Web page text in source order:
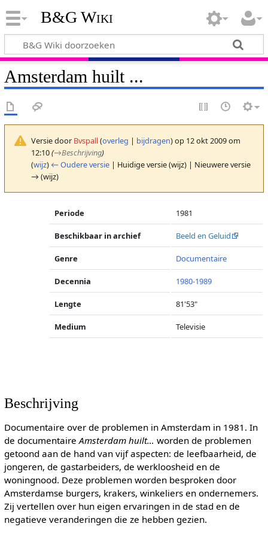
B&G Wiki
Amsterdam huilt ...
Versie door Bvspall(overleg | bijdragen)op 12 okt 2009 om
12:10(→Beschrijving)
(wijz) ← Oudere versie| Huidige versie (wijz) | Nieuwere versie
→ (wijz)
Periode 1981
Beschikbaar in archief Beeld en Geluid
Genre Documentaire
Decennia 1980-1989
Lengte 81'53"
Medium Televisie
Beschrijving
Documentaire over de problemen in Amsterdam in 1981. In
de documentaire Amsterdam huilt… worden de problemen
getoond aan de hand van vijf aspecten: de leefbaarheid, de
jongeren, de gastarbeiders, de werkloosheid en de
woningnood. Deze problemen worden besproken door
Amsterdamse burgers, krakers, winkeliers en ondernemers.
Zij vertellen over hun eigen ervaringen in de stad en de
negatieve veranderingen die ze hebben gezien.